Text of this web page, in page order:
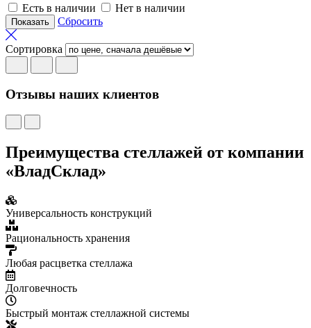
Есть в наличии
Нет в наличии
Сбросить
Сортировка
Отзывы наших клиентов
Преимущества стеллажей от компании
«ВладСклад»
Универсальность конструкций
Рациональность хранения
Любая расцветка стеллажа
Долговечность
Быстрый монтаж стеллажной системы